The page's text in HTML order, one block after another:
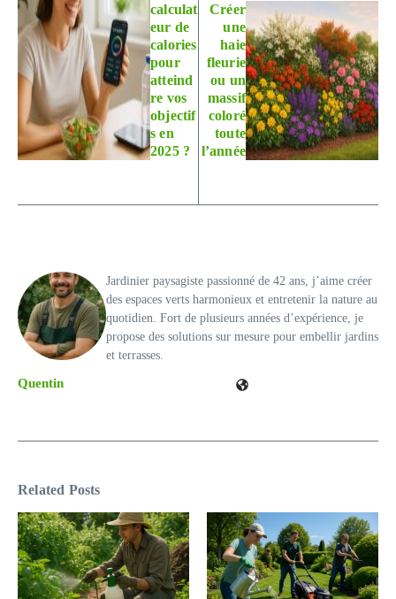
calculat
eur de
calories
pour
atteind
re vos
objectif
s en
2025 ?
Créer
une
haie
fleurie
ou un
massif
coloré
toute
l’année
Quentin
Jardinier paysagiste passionné de 42 ans, j’aime créer
des espaces verts harmonieux et entretenir la nature au
quotidien. Fort de plusieurs années d’expérience, je
propose des solutions sur mesure pour embellir jardins
et terrasses.
Related Posts